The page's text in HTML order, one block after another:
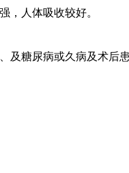
人体吸收较好。
糖尿病或久病及术后患